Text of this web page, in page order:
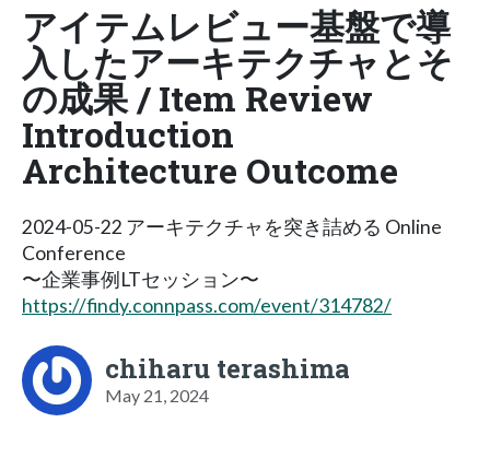
アイテムレビュー基盤で導
入したアーキテクチャとそ
の成果 / Item Review
Introduction
Architecture Outcome
2024-05-22 アーキテクチャを突き詰める Online
Conference
〜企業事例LTセッション〜
https://findy.connpass.com/event/314782/
chiharu terashima
May 21, 2024